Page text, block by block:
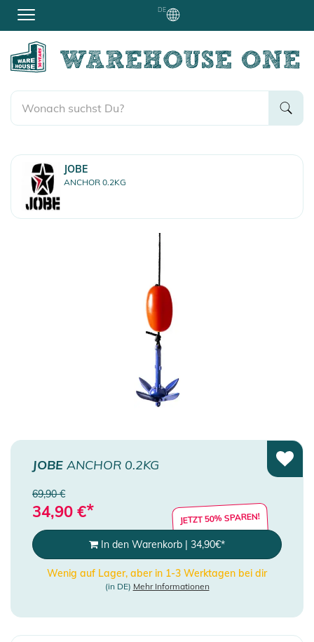
DE
JOBE
ANCHOR 0.2KG
JOBE ANCHOR 0.2KG
69,90 €
34,90 €* JETZT 50% SPAREN!
In den Warenkorb | 34,90€*
Wenig auf Lager, aber in 1-3 Werktagen bei dir
(in DE) Mehr Informationen